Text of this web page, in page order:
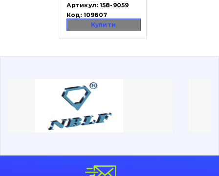
Фільтри та мастильні матеріали
Ножі, ріжучі кромки
Захист (ковша, адаптера)
написати
листа
Артикул: 158-9059
Код: 109607
Купити